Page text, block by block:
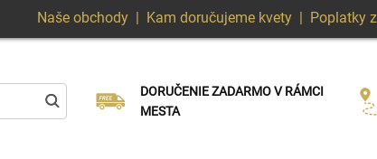
Naše obchody | Kam doručujeme kvety | Poplatky
DORUČENIE ZADARMO V RÁMCI
MESTA